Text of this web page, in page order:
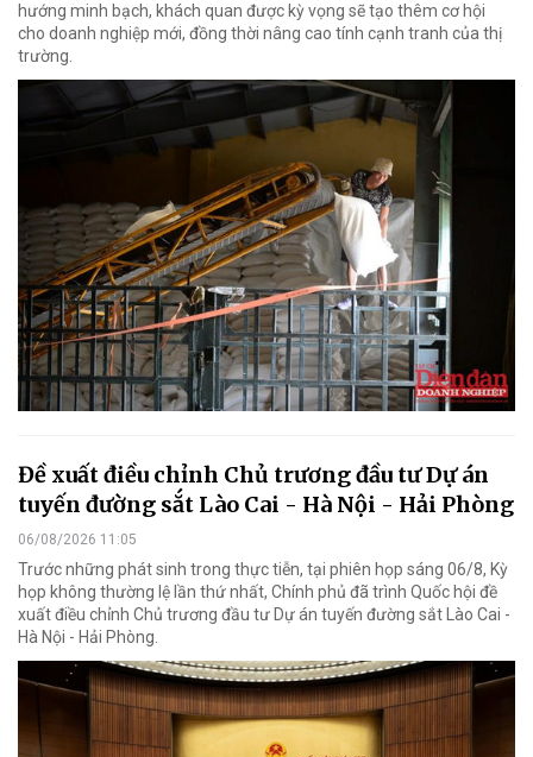
hướng minh bạch, khách quan được kỳ vọng sẽ tạo thêm cơ hội
cho doanh nghiệp mới, đồng thời nâng cao tính cạnh tranh của thị
trường.
Đề xuất điều chỉnh Chủ trương đầu tư Dự án
tuyến đường sắt Lào Cai - Hà Nội - Hải Phòng
06/08/2026 11:05
Trước những phát sinh trong thực tiễn, tại phiên họp sáng 06/8, Kỳ
họp không thường lệ lần thứ nhất, Chính phủ đã trình Quốc hội đề
xuất điều chỉnh Chủ trương đầu tư Dự án tuyến đường sắt Lào Cai -
Hà Nội - Hải Phòng.